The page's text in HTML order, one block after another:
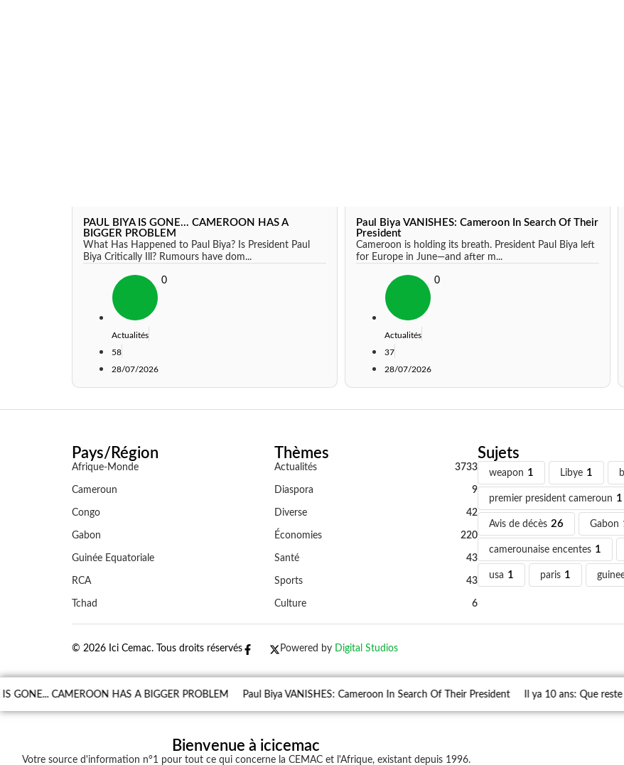
PAUL BIYA IS GONE... CAMEROON HAS A
BIGGER PROBLEM
What Has Happened to Paul Biya? Is President Paul
Biya Critically Ill? Rumours have dom...
Actualités
58
28/07/2026
0
Paul Biya VANISHES: Cameroon In Search Of Their
President
Cameroon is holding its breath. President Paul Biya left
for Europe in June—and after m...
Actualités
37
28/07/2026
0
Pays/Région
Afrique-Monde
Cameroun
Congo
Gabon
Guinée Equatoriale
RCA
Tchad
Thèmes
Actualités 3733
Diaspora 9
Diverse 42
Économies 220
Santé 43
Sports 43
Culture 6
Sujets
weapon 1 Libye 1
premier president cameroun 1
Avis de décès 26 Gabon
camerounaise encentes 1
usa 1 paris 1
© 2026 Ici Cemac. Tous droits réservés Powered by Digital Studios
GONE... CAMEROON HAS A BIGGER PROBLEM Paul Biya VANISHES: Cameroon In Search Of Their President Il ya 10 ans: Que
Bienvenue à icicemac
Votre source d'information n°1 pour tout ce qui concerne la CEMAC et l'Afrique, existant depuis 1996.